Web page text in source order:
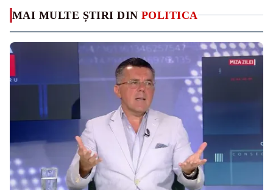
MAI MULTE ȘTIRI DIN POLITICA